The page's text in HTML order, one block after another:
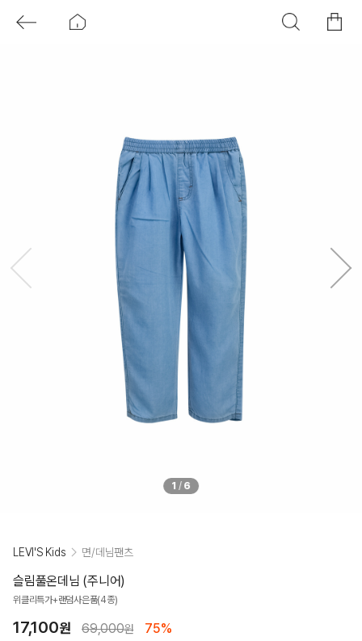
1 / 6
LEVI'S Kids 면/데님팬츠
슬림풀온데님 (주니어)
위클리특가+랜덤사은품(4종)
17,100원 69,000원 75%